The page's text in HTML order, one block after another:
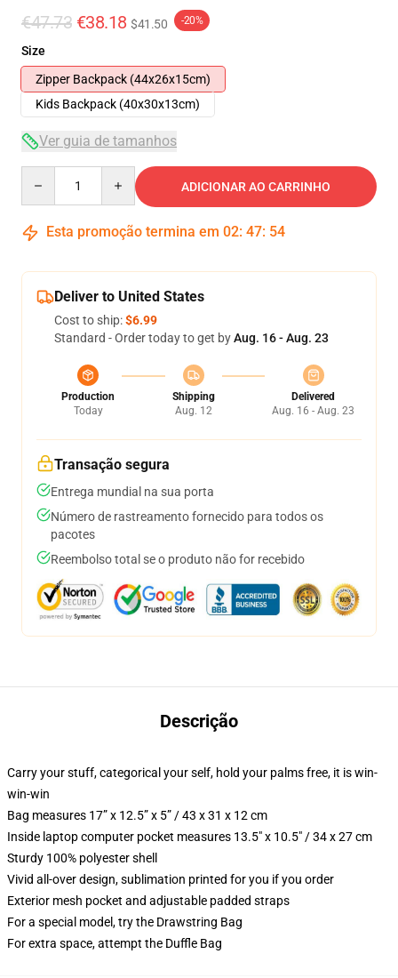
€47.73 €38.18 $41.50 -20%
Size
Zipper Backpack (44x26x15cm)
Kids Backpack (40x30x13cm)
Ver guia de tamanhos
ADICIONAR AO CARRINHO
Esta promoção termina em 02: 47: 53
Deliver to United States
Cost to ship:$6.99
Standard - Order today to get byAug. 16 - Aug. 23
Production
Today
Shipping
Aug. 12
Delivered
Aug. 16 - Aug. 23
Transação segura
Entrega mundial na sua porta
Número de rastreamento fornecido para todos os
pacotes
Reembolso total se o produto não for recebido
Descrição
Carry your stuff, categorical your self, hold your palms free, it is win-
win-win
Bag measures 17” x 12.5” x 5” / 43 x 31 x 12 cm
Inside laptop computer pocket measures 13.5" x 10.5" / 34 x 27 cm
Sturdy 100% polyester shell
Vivid all-over design, sublimation printed for you if you order
Exterior mesh pocket and adjustable padded straps
For a special model, try the Drawstring Bag
For extra space, attempt the Duffle Bag